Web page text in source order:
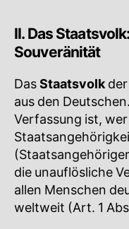
II. Das
Souveränität
DasStaatsvolkder
aus den
Verfassung ist,
die unauflösliche
allen Menschen
weltweit (Art. 1